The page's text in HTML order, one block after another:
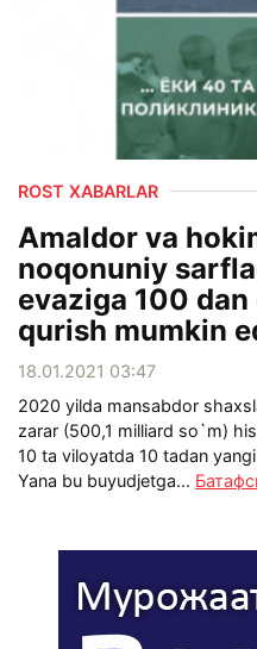
ROST XABARLAR
Amaldor va
noqonuniy
evaziga 100
qurish mumkin
18.01.2021 03:47
2020 yilda mansabdor
zarar (500,1 milliard so`m)
10 ta viloyatda 10 tadan
Yana bu buyudjetga...